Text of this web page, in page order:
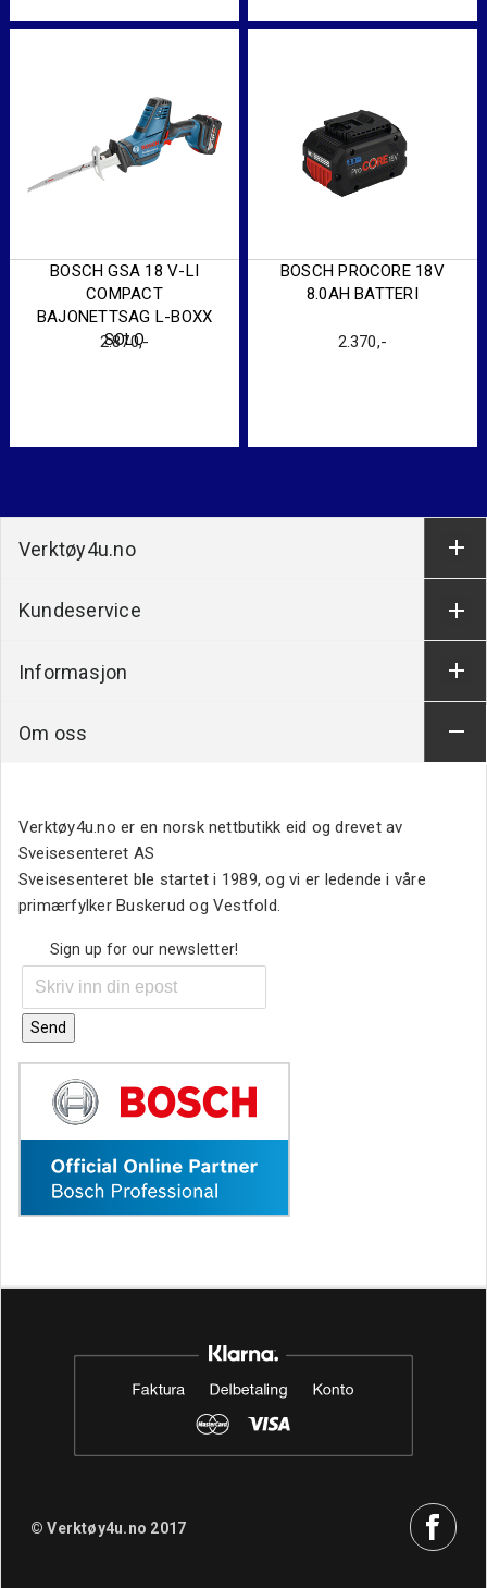
BOSCH GSA 18 V-LI
COMPACT
BAJONETTSAG L-BOXX
SOLO
2.870,-
BOSCH PROCORE 18V
8.0AH BATTERI
2.370,-
Verktøy4u.no
Kundeservice
Informasjon
Om oss
Verktøy4u.no er en norsk nettbutikk eid og drevet av
Sveisesenteret AS
Sveisesenteret ble startet i 1989, og vi er ledende i våre
primærfylker Buskerud og Vestfold.
Sign up for our newsletter!
Send
© Verktøy4u.no 2017